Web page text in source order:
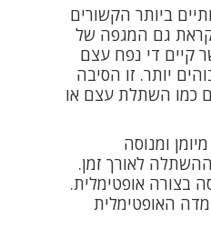
ביותר הקשורים
גם המגפה של
קיים די נפח עצם
יותר. זו הסיבה
כמו השתלת עצם או
ומנוסה
לאורך זמן.
בצורה אופטימלית.
האופטימלית